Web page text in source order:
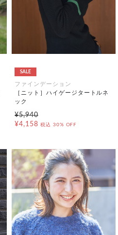
SALE
ファインデーション
［ニット］ハイゲージタートルネ
ック
¥5,940
¥4,158 税込 30% OFF